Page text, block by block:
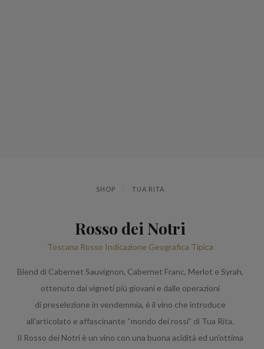
SHOP TUA RITA
Rosso dei Notri
Toscana Rosso Indicazione Geografica Tipica
Blend di Cabernet Sauvignon, Cabernet Franc, Merlot e Syrah,
ottenuto dai vigneti più giovani e dalle operazioni
di preselezione in vendemmia, è il vino che introduce
all’articolato e affascinante “mondo dei rossi” di Tua Rita.
Il Rosso dei Notri è un vino con una buona acidità ed un’ottima